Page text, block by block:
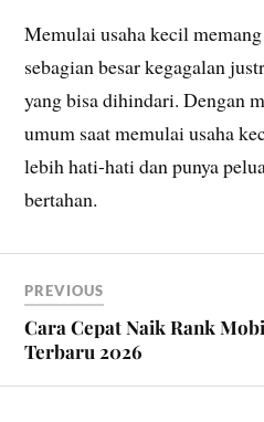
Memulai usaha kecil
sebagian besar kegagalan
yang bisa dihindari. Dengan
umum saat memulai usaha
lebih hati-hati dan punya
bertahan.
PREVIOUS
Cara Cepat Naik Rank
Terbaru 2026